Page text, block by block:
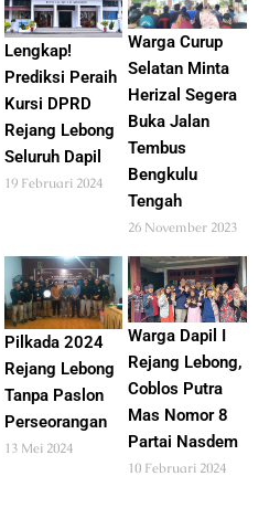
Lengkap!
Prediksi Peraih
Kursi DPRD
Rejang Lebong
Seluruh Dapil
19 Februari 2024
Warga Curup
Selatan Minta
Herizal Segera
Buka Jalan
Tembus
Bengkulu
Tengah
26 November 2023
Pilkada 2024
Rejang Lebong
Tanpa Paslon
Perseorangan
13 Mei 2024
Warga Dapil I
Rejang Lebong,
Coblos Putra
Mas Nomor 8
Partai Nasdem
10 Februari 2024